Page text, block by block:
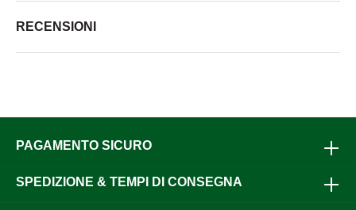
RECENSIONI
PAGAMENTO SICURO
SPEDIZIONE & TEMPI DI CONSEGNA